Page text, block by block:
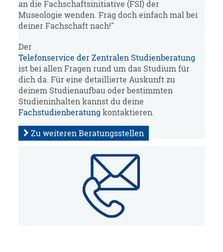
an die Fachschaftsinitiative (FSI) der
Museologie wenden. Frag doch einfach mal bei
deiner Fachschaft nach!"
Der
Telefonservice der Zentralen Studienberatung
ist bei allen Fragen rund um das Studium für
dich da. Für eine detaillierte Auskunft zu
deinem Studienaufbau oder bestimmten
Studieninhalten kannst du deine
Fachstudienberatung kontaktieren.
Zu weiteren Beratungsstellen